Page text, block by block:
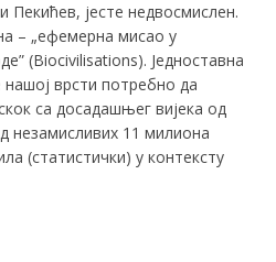
Пекићев, јесте недвосмислен.
– „ефемерна мисао у
(Biocivilisations). Једноставна
нашој врсти потребно да
са досадашњег вијека од
незамисливих 11 милиона
(статистички) у контексту